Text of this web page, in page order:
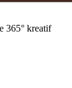
365° kreatif